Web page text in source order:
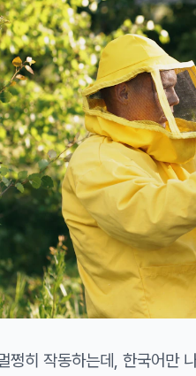
쩡히 작동하는데, 한국어만